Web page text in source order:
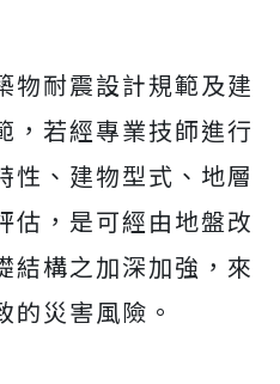
物耐震設計規範及建
，若經專業技師進行
性、建物型式、地層
估，是可經由地盤改
結構之加深加強，來
的災害風險。